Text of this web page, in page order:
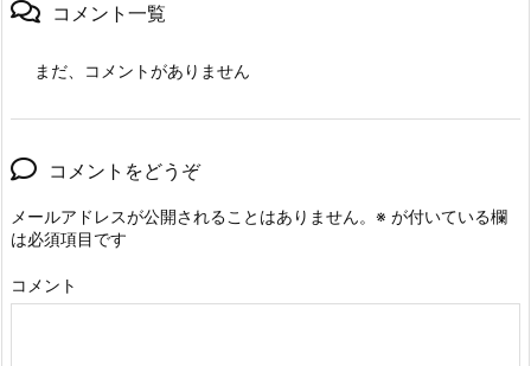
コメント一覧
まだ、コメントがありません
コメントをどうぞ
メールアドレスが公開されることはありません。 ※ が付いている欄
は必須項目です
コメント